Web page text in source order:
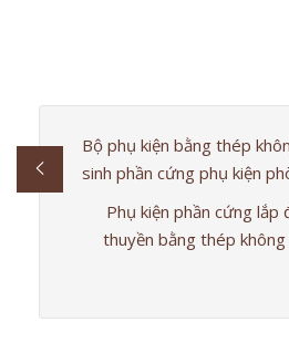
Bộ phụ kiện bằng thép
sinh phần cứng phụ kiện
Phụ kiện phần cứng
thuyền bằng thép